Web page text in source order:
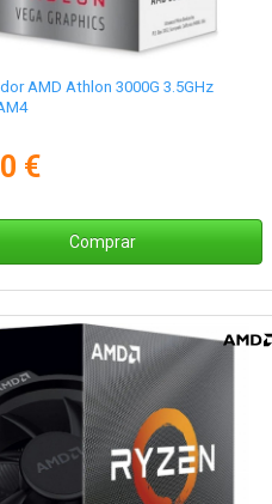
AMD Athlon 3000G 3.5GHz
€
Comprar